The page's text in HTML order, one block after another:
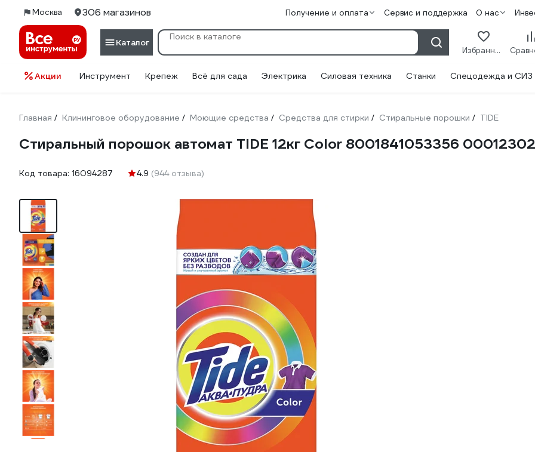
Москва 306 магазинов Получение и оплата Сервис и поддержка О нас
Каталог
Избранное
Акции Инструмент Крепеж Всё для сада Электрика Силовая техника Станки Спецодежда и СИЗ
Главная / Клининговое оборудование / Моющие средства / Средства для стирки / Стиральные порошки / TIDE
Стиральный порошок автомат TIDE 12кг Color 8001841053356
Код товара: 16094287 4.9 (944 отзыва)